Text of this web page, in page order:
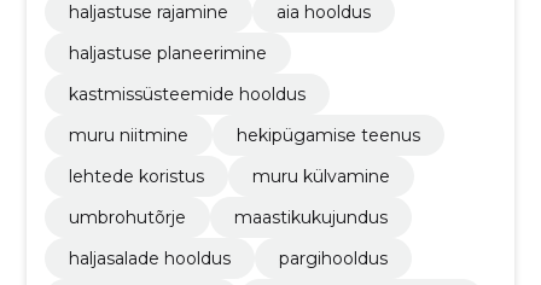
haljastuse rajamine
aia hooldus
haljastuse planeerimine
kastmissüsteemide hooldus
muru niitmine
hekipügamise teenus
lehtede koristus
muru külvamine
umbrohutõrje
maastikukujundus
haljasalade hooldus
pargihooldus